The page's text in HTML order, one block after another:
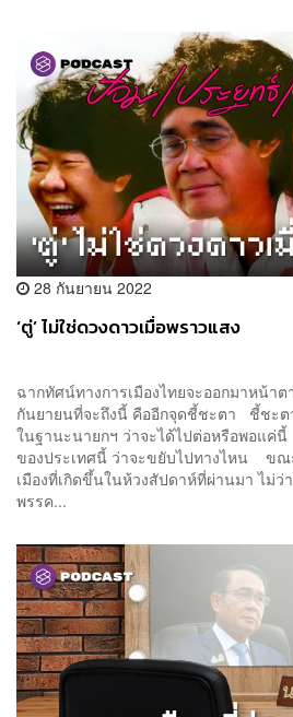
28 กันยายน 2022
‘ตู่’ ไม่ใช่ดวงดาวเมื่อพราวแสง
ฉากทัศน์ทางการเมืองไทยจะออกมาหน้าต
กันยายนที่จะถึงนี้ คืออีกจุดชี้ชะตา ชี้ชะต
ในฐานะนายกฯ ว่าจะได้ไปต่อหรือพอแค่
ของประเทศนี้ ว่าจะขยับไปทางไหน ขณ
เมืองที่เกิดขึ้นในห้วงสัปดาห์ที่ผ่านมา ไม่ว่
พรรค...